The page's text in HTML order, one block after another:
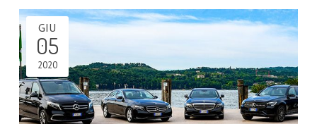
PROFESSIONISTA
PORTFOLIO
SERVIZI
GIU
05
2020